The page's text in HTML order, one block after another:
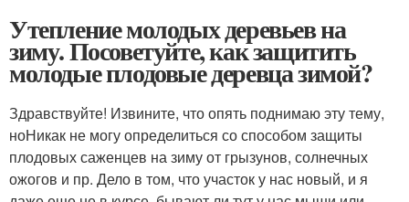
Утепление молодых деревьев на
зиму. Посоветуйте, как защитить
молодые плодовые деревца зимой?
Здравствуйте! Извините, что опять поднимаю эту тему,
ноНикак не могу определиться со способом защиты
плодовых саженцев на зиму от грызунов, солнечных
ожогов и пр. Дело в том, что участок у нас новый, и я